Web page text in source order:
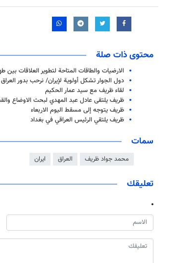
محتوى ذات صلة
الارضيات والطاقات المتاحة لتطوير العلاقات بين
دول الجوار تشكل أولوية لإيران/ نرحب بدور
لقاء ظريف مع سيد عمار الحكيم
ظريف یلتقی عادل عبد المهدي لبحث الاوضاع
ظريف يتوجه إلى مسقط اليوم الاربعاء
ظريف يلتقي الرئيس العراقي في بغداد
سمات
محمد جواد ظريف العراق ايران
تعليقك